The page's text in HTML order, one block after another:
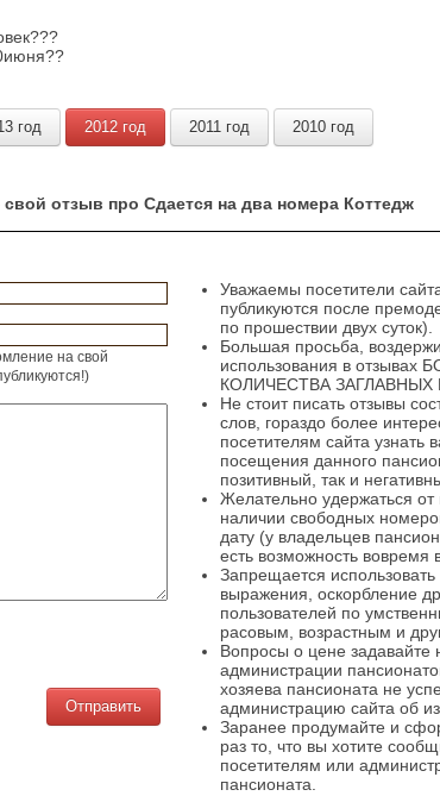
год 2012 год 2011 год 2010 год
свой отзыв про Сдается на два номера Коттедж
на свой
Уважаемы посетители
публикуются после
по прошествии двух суток).
Большая просьба,
использования в отзывах
КОЛИЧЕСТВА ЗАГЛАВНЫХ
Не стоит писать отзывы
слов, гораздо более
посетителям сайта узнать
посещения данного
позитивный, так и
Желательно удержаться от
наличии свободных
дату (у владельцев
есть возможность вовремя
Запрещается
выражения, оскорбление
пользователей по
расовым, возрастным и
Вопросы о цене задавайте
администрации
хозяева пансионата не
администрацию сайта об
Заранее продумайте и
раз то, что вы хотите
посетителям или
пансионата.